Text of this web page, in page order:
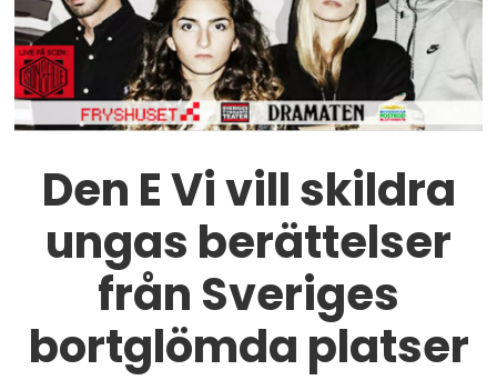
Den E Vi vill skildra
ungas berättelser
från Sveriges
bortglömda platser